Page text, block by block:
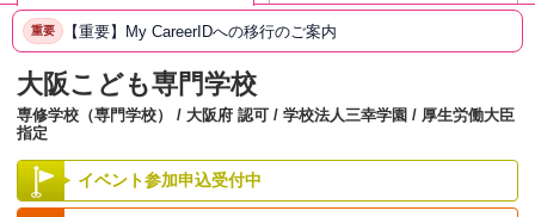
重要 【重要】My CareerIDへの移行のご案内
大阪こども専門学校
専修学校（専門学校） / 大阪府 認可 / 学校法人三幸学園 / 厚生労働大臣
指定
イベント参加申込受付中